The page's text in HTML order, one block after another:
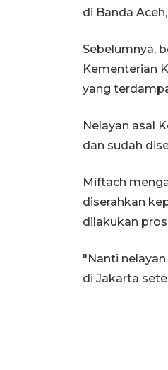
di Banda
Sebelumnya,
Kementerian
yang
Nelayan asal
dan sudah
Miftach
diserahkan
dilakukan
"Nanti
di Jakarta